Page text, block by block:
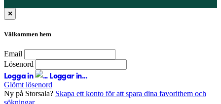
×
Välkommen hem
Email
Lösenord
Logga in Loggar in...
Glömt lösenord
Ny på Storsala? Skapa ett konto för att spara dina favorithem och